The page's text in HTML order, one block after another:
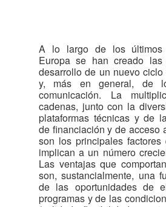
A lo largo de los
Europa se han creado
desarrollo de un nuevo
y, más en general, de
comunicación. La
cadenas, junto con la
plataformas técnicas y de
de financiación y de acceso
son los principales
implican a un número
Las ventajas que
son, sustancialmente, una
de las oportunidades de
programas y de las